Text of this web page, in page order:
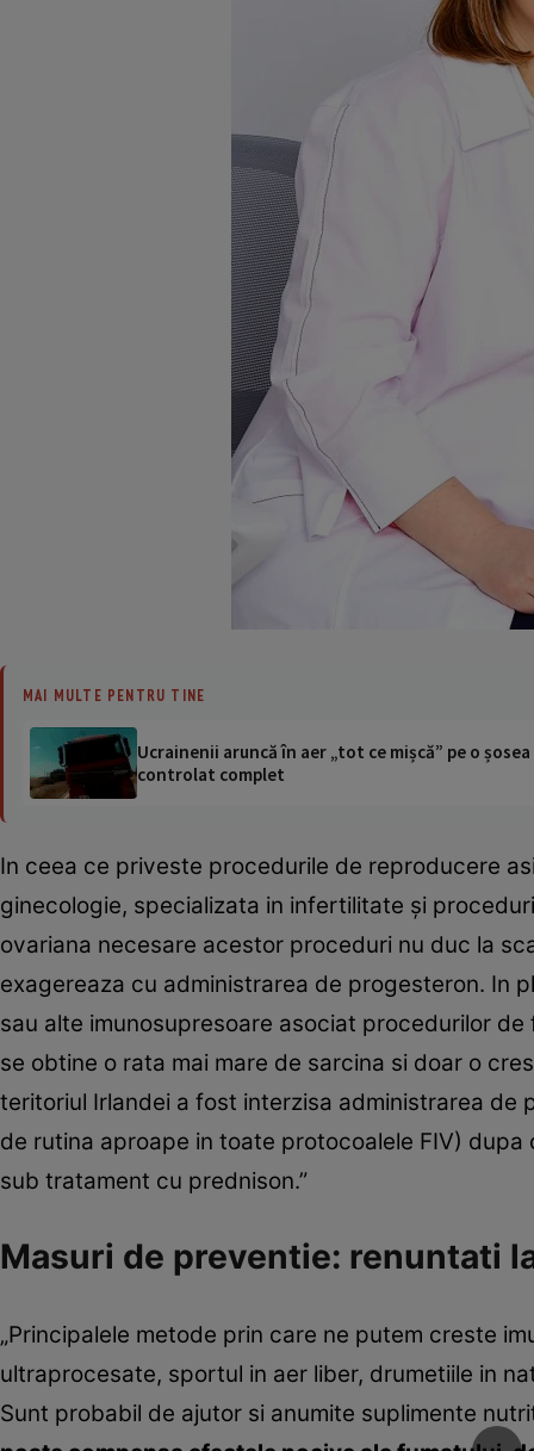
MAI MULTE PENTRU TINE
Ucrainenii aruncă în aer „tot ce mișcă” pe o
controlat complet
In ceea ce priveste procedurile de reproducere
ginecologie, specializata in infertilitate şi
ovariana necesare acestor proceduri nu duc la
exagereaza cu administrarea de progesteron. In
sau alte imunosupresoare asociat procedurilor
se obtine o rata mai mare de sarcina si doar o
teritoriul Irlandei a fost interzisa administrarea
de rutina aproape in toate protocoalele FIV)
sub tratament cu prednison.”
Masuri de preventie: renuntati
„Principalele metode prin care ne putem creste
ultraprocesate, sportul in aer liber, drumetiile in
Sunt probabil de ajutor si anumite suplimente